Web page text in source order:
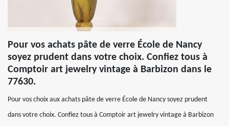
Pour vos achats pâte de verre École de Nancy
soyez prudent dans votre choix. Confiez tous à
Comptoir art jewelry vintage à Barbizon dans le
77630.
Pour vos choix aux achats pâte de verre École de Nancy soyez prudent
dans votre choix. Confiez tous à Comptoir art jewelry vintage à Barbizon